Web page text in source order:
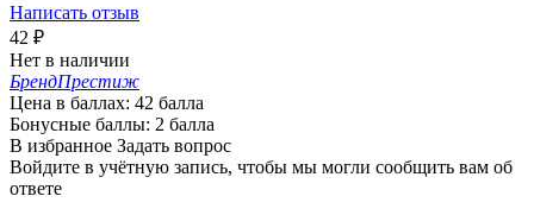
Написать отзыв
42 ₽
Нет в наличии
БрендПрестиж
Цена в баллах: 42 балла
Бонусные баллы: 2 балла
В избранное Задать вопрос
Войдите в учётную запись, чтобы мы могли сообщить вам об
ответе